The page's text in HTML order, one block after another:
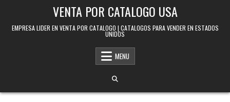
VENTA POR CATALOGO USA
EMPRESA LIDER EN VENTA POR CATALOGO | CATALOGOS PARA VENDER EN ESTADOS
UNIDOS
MENU